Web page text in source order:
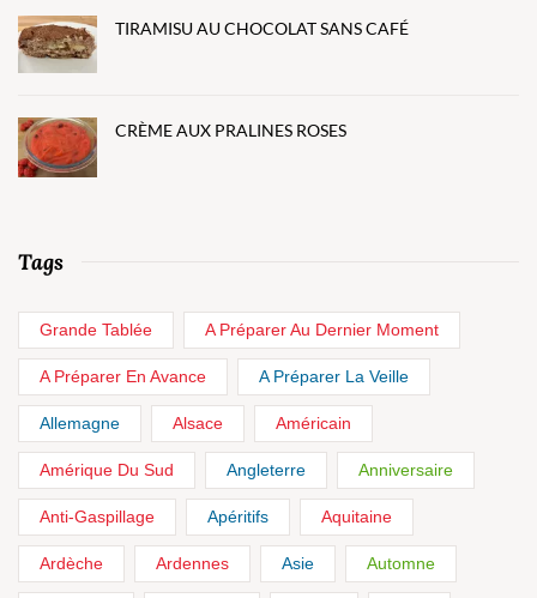
TIRAMISU AU CHOCOLAT SANS CAFÉ
CRÈME AUX PRALINES ROSES
Tags
Grande Tablée A Préparer Au Dernier Moment
A Préparer En Avance A Préparer La Veille
Allemagne Alsace Américain
Amérique Du Sud Angleterre Anniversaire
Anti-Gaspillage Apéritifs Aquitaine
Ardèche Ardennes Asie Automne